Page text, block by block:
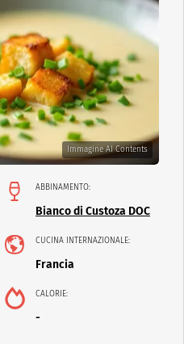
Immagine AI Contents
ABBINAMENTO:
Bianco di Custoza DOC
CUCINA INTERNAZIONALE:
Francia
CALORIE:
-